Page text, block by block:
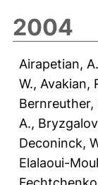
2004
Airapetian, A.
W., Avakian,
Bernreuther,
A.,
Deconinck,
Elalaoui-